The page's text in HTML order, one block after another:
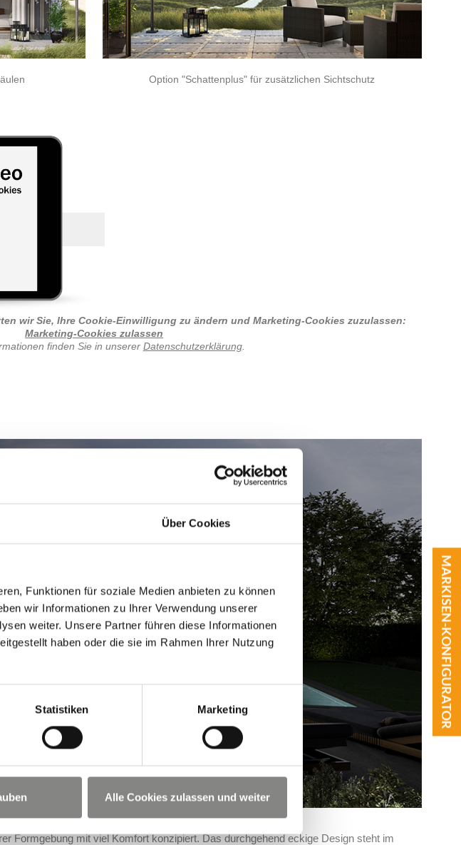
Über Cookies
Funktionen für soziale Medien anbieten zu können
wir Informationen zu Ihrer Verwendung unserer
weiter. Unsere Partner führen diese Informationen
haben oder die sie im Rahmen Ihrer Nutzung
Statistiken Marketing
Alle Cookies zulassen und weiter
MARKISEN-KONFIGURATOR
Option "Schattenplus" für zusätzlichen Sichtschutz
wir Sie, Ihre Cookie-Einwilligung zu ändern und Marketing-Cookies zuzulassen:
Marketing-Cookies zulassen
finden Sie in unserer Datenschutzerklärung.
Formgebung mit viel Komfort konzipiert. Das durchgehend eckige Design steht im